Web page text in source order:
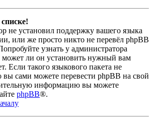
не установил поддержку вашего языка
или же просто никто не перевёл phpBB
узнать у администратора
ли он установить нужный вам
Если такого языкового пакета не
вы сами можете перевести phpBB на свой
информацию вы можете
phpBB®.